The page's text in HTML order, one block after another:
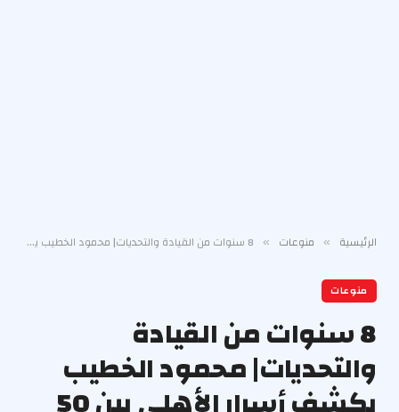
الرئيسية » منوعات » 8 سنوات من القيادة والتحديات| محمود الخطيب يكشف أسرار الأهلي بين 50 فدانا و300 مليون جنيه
منوعات
8 سنوات من القيادة
والتحديات| محمود الخطيب